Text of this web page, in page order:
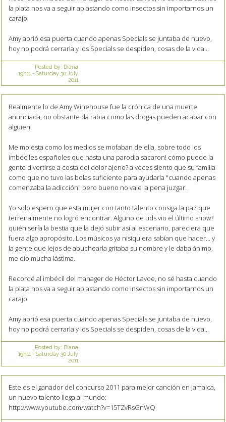
la plata nos va a seguir aplastando como insectos sin importarnos un
carajo.
Amy abrió esa puerta cuando apenas Specials se juntaba de nuevo,
hoy no podrá cerrarla y los Specials se despiden, cosas de la vida...
Posted by: Diana
19h11 - Saturday 30 July
2011
Realmente lo de Amy Winehouse fue la crónica de una muerte
anunciada, no obstante da rabia como las drogas pueden acabar con
alguien.
Me molesta como los medios se mofaban de ella, sobre todo los
imbéciles españoles que hasta una parodia sacaron! cómo puede la
gente divertirse a costa del dolor ajeno? a veces siento que su familia
como que no tuvo las bolas suficiente para ayudarla "cuando apenas
comenzaba la adicción" pero bueno no vale la pena juzgar.
Yo solo espero que esta mujer con tanto talento consiga la paz que
terrenalmente no logró encontrar. Alguno de uds vio el último show?
quién sería la bestia que la dejó subir así al escenario, pareciera que
fuera algo apropósito. Los músicos ya nisiquiera sabían que hacer... y
la gente que lejos de abuchearla gritaba su nombre y le daba ánimo,
me dio mucha lástima.
Recordé al imbécil del manager de Héctor Lavoe, no sé hasta cuando
la plata nos va a seguir aplastando como insectos sin importarnos un
carajo.
Amy abrió esa puerta cuando apenas Specials se juntaba de nuevo,
hoy no podrá cerrarla y los Specials se despiden, cosas de la vida...
Posted by: Diana
19h11 - Saturday 30 July
2011
Este es el ganador del concurso 2011 para mejor canción en Jamaica,
un nuevo talento llega al mundo:
http://www.youtube.com/watch?v=15TZvRsGnWQ